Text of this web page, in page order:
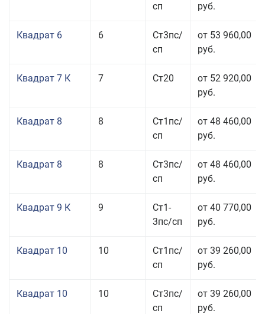
сп
руб.
Квадрат 6 6
Ст3пс/
сп
от 53 960,00
руб.
Квадрат 7 К 7 Ст20
от 52 920,00
руб.
Квадрат 8 8
Ст1пс/
сп
от 48 460,00
руб.
Квадрат 8 8
Ст3пс/
сп
от 48 460,00
руб.
Квадрат 9 К 9
Ст1-
3пс/сп
от 40 770,00
руб.
Квадрат 10 10
Ст1пс/
сп
от 39 260,00
руб.
Квадрат 10 10
Ст3пс/
сп
от 39 260,00
руб.